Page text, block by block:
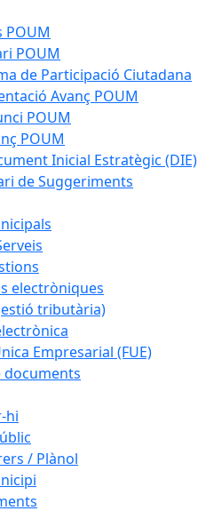
POUM
POUM
de Participació Ciutadana
Avanç POUM
POUM
POUM
Inicial Estratègic (DIE)
de Suggeriments
electròniques
tributària)
Empresarial (FUE)
documents
hi
/ Plànol